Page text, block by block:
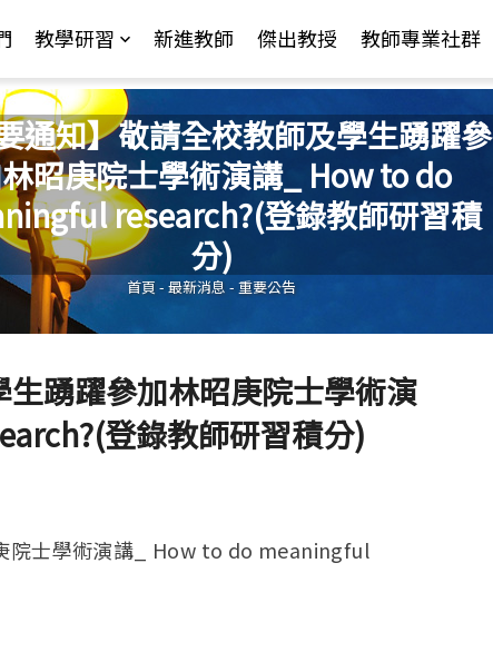
教學研習 新進教師 傑出教授 教師專業社群
通知】敬請全校教師及學生踴躍參
昭庚院士學術演講_ How to do
research?(登錄教師研習積
分)
您在這裡
首頁 - 最新消息 - 重要公告
生踴躍參加林昭庚院士學術演
登錄教師研習積分)
院士學術演講_ How to do meaningful